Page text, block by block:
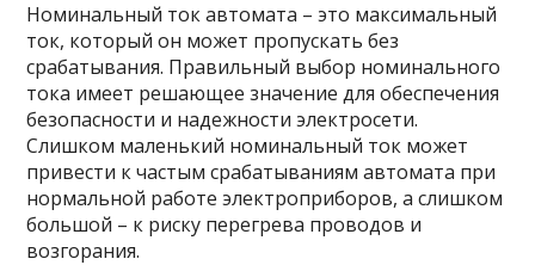
Номинальный ток автомата – это максимальный
ток, который он может пропускать без
срабатывания. Правильный выбор номинального
тока имеет решающее значение для обеспечения
безопасности и надежности электросети.
Слишком маленький номинальный ток может
привести к частым срабатываниям автомата при
нормальной работе электроприборов, а слишком
большой – к риску перегрева проводов и
возгорания.